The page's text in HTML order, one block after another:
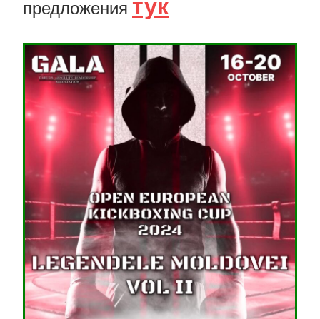
предложения